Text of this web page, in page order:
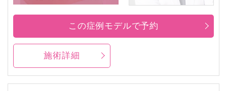
施術詳細
この症例モデルで予約